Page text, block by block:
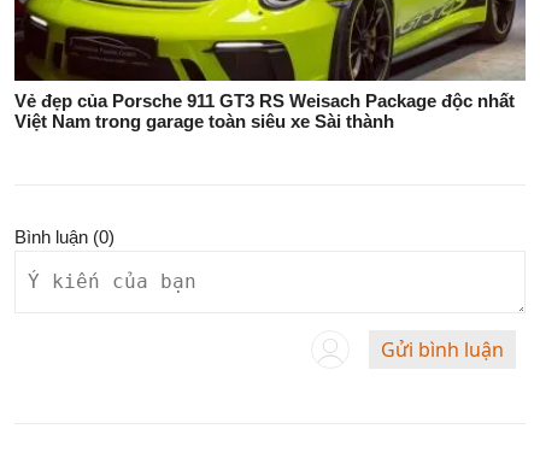
Vẻ đẹp của Porsche 911 GT3 RS Weisach Package độc nhất
Việt Nam trong garage toàn siêu xe Sài thành
Bình luận (0)
Gửi bình luận